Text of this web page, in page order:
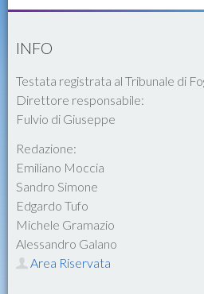
INFO
Testata registrata al Tribunale di
Direttore responsabile:
Fulvio di Giuseppe
Redazione:
Emiliano Moccia
Sandro Simone
Edgardo Tufo
Michele Gramazio
Alessandro Galano
Area Riservata